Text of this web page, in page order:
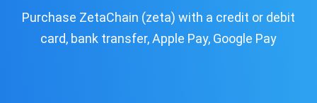
Purchase ZetaChain (zeta) with a credit or debit
card, bank transfer, Apple Pay, Google Pay